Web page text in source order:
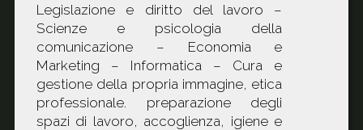
Legislazione e diritto del lavoro –
Scienze e psicologia della
comunicazione – Economia e
Marketing – Informatica – Cura e
gestione della propria immagine, etica
professionale. preparazione degli
spazi di lavoro, accoglienza, igiene e